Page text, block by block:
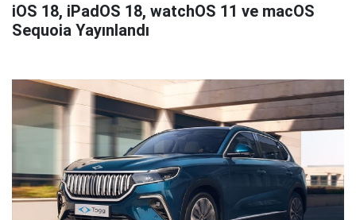
iOS 18, iPadOS 18, watchOS 11 ve macOS
Sequoia Yayınlandı